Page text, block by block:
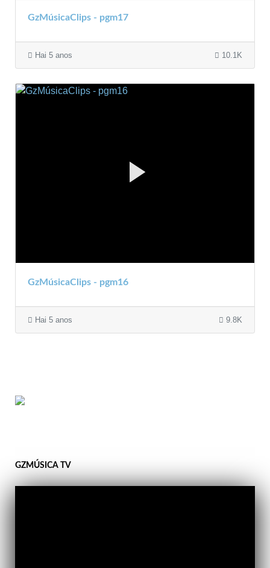
GzMúsicaClips - pgm17
Hai 5 anos 10.1K
GzMúsicaClips - pgm16
Hai 5 anos 9.8K
GZMÚSICA TV